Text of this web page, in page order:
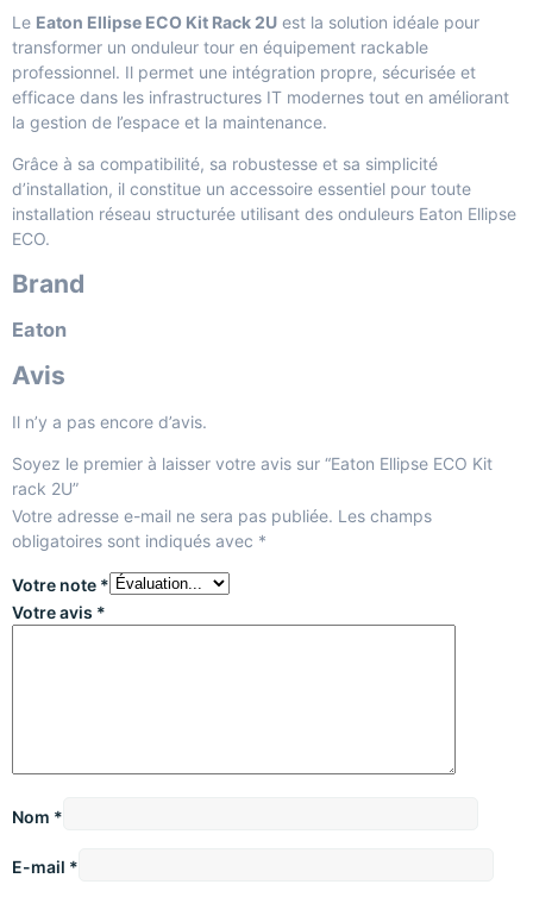
Le Eaton Ellipse ECO Kit Rack 2U est la solution idéale pour
transformer un onduleur tour en équipement rackable
professionnel. Il permet une intégration propre, sécurisée et
efficace dans les infrastructures IT modernes tout en améliorant
la gestion de l’espace et la maintenance.
Grâce à sa compatibilité, sa robustesse et sa simplicité
d’installation, il constitue un accessoire essentiel pour toute
installation réseau structurée utilisant des onduleurs Eaton Ellipse
ECO.
Brand
Eaton
Avis
Il n’y a pas encore d’avis.
Soyez le premier à laisser votre avis sur “Eaton Ellipse ECO Kit
rack 2U”
Votre adresse e-mail ne sera pas publiée. Les champs
obligatoires sont indiqués avec *
Votre note *
Votre avis *
Nom *
E-mail *